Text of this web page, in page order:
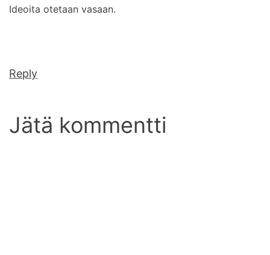
Ideoita otetaan vasaan.
Reply
Jätä kommentti